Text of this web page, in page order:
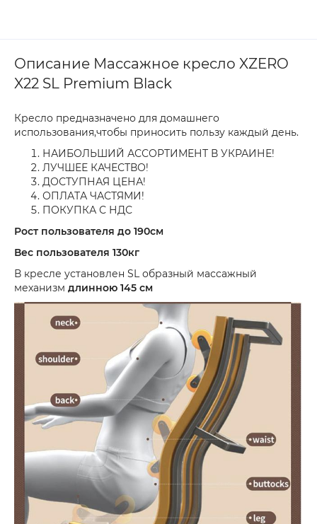
Описание Массажное кресло XZERO
X22 SL Premium Black
Кресло предназначено для домашнего
использования,чтобы приносить пользу каждый день.
НАИБОЛЬШИЙ АССОРТИМЕНТ В УКРАИНЕ!
ЛУЧШЕЕ КАЧЕСТВО!
ДОСТУПНАЯ ЦЕНА!
ОПЛАТА ЧАСТЯМИ!
ПОКУПКА С НДС
Рост пользователя до 190см
Вес пользователя 130кг
В кресле установлен SL образный массажный
механизм длинною 145 см